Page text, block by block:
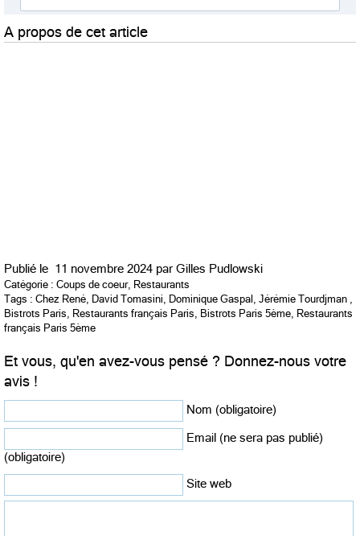
A propos de cet article
Publié le 11 novembre 2024 par Gilles Pudlowski
Catégorie : Coups de coeur, Restaurants
Tags : Chez René David Tomasini Dominique Gaspal Jérémie Tourdjman
Bistrots Paris Restaurants français Paris Bistrots Paris 5ème Restaurants
français Paris 5ème
Et vous, qu'en avez-vous pensé ? Donnez-nous votre
avis !
Nom (obligatoire)
Email (ne sera pas publié)
(obligatoire)
Site web